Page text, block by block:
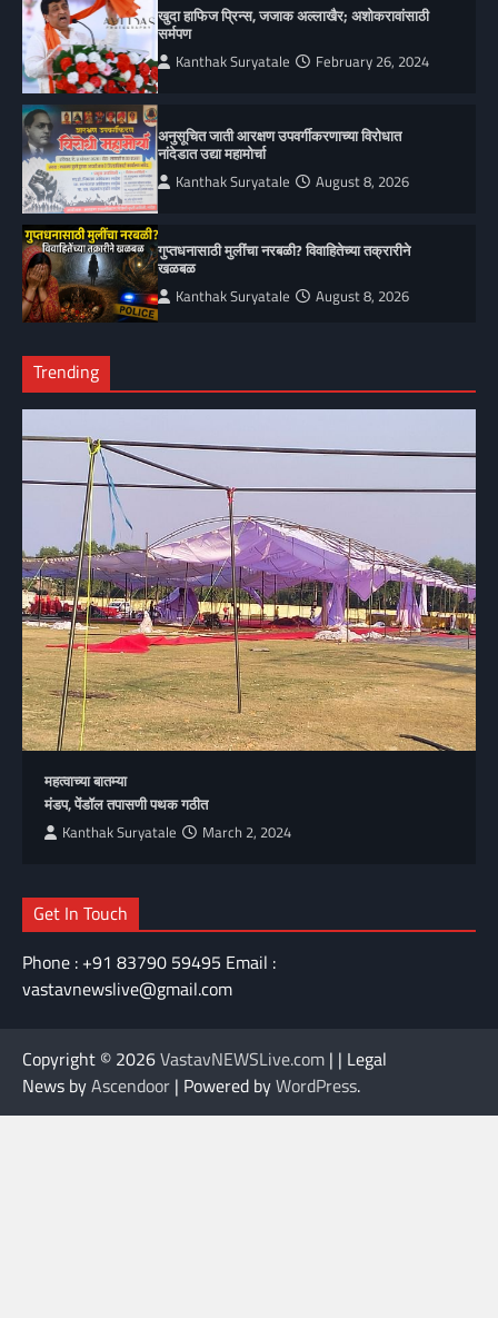
खुदा हाफिज प्रिन्स, जजाक अल्लाखैर; अशोकरावांसाठी
सर्मपण
Kanthak Suryatale February 26, 2024
अनुसूचित जाती आरक्षण उपवर्गीकरणाच्या विरोधात
नांदेडात उद्या महामोर्चा
Kanthak Suryatale August 8, 2026
गुप्तधनासाठी मुलींचा नरबळी? विवाहितेच्या तक्रारीने
खळबळ
Kanthak Suryatale August 8, 2026
Trending
महत्वाच्या बातम्या
मंडप, पेंडॉल तपासणी पथक गठीत
Kanthak Suryatale March 2, 2024
Get In Touch
Phone : +91 83790 59495 Email :
vastavnewslive@gmail.com
Copyright © 2026VastavNEWSLive.com | | Legal
News byAscendoor | Powered byWordPress.